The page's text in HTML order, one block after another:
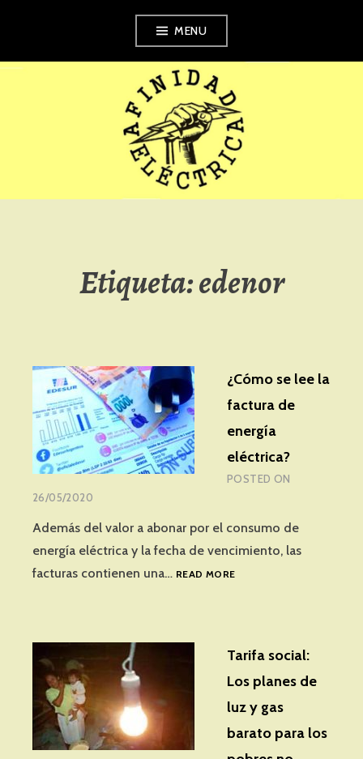
content
MENU
AFINIDAD
ELÉCTRICA
Etiqueta:edenor
¿Cómo se lee la
factura de
energía
eléctrica?
POSTED ON
26/05/2020
Además del valor a abonar por el consumo de
energía eléctrica y la fecha de vencimiento, las
facturas contienen una… READ MORE¿CÓMO
DE
ELÉCTRICA?
Tarifa social:
Los planes de
luz y gas
barato para los